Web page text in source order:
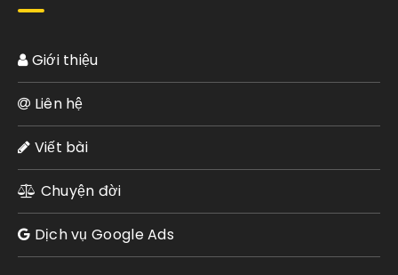
Giới thiệu
Liên hệ
Viết bài
Chuyện đời
Dịch vụ Google Ads